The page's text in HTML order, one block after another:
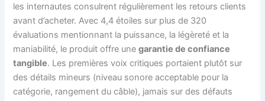
les internautes consulrent régulièrement les retours clients
avant d’acheter. Avec 4,4 étoiles sur plus de 320
évaluations mentionnant la puissance, la légèreté et la
maniabilité, le produit offre unegarantie de confiance
tangible. Les premières voix critiques portaient plutôt sur
des détails mineurs (niveau sonore acceptable pour la
catégorie, rangement du câble), jamais sur des défauts